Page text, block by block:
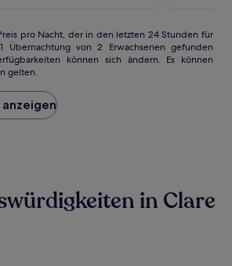
pro Nacht, der in den letzten 24 Stunden für
Übernachtung von 2 Erwachsenen gefunden
können sich ändern. Es können
gelten.
in Clare